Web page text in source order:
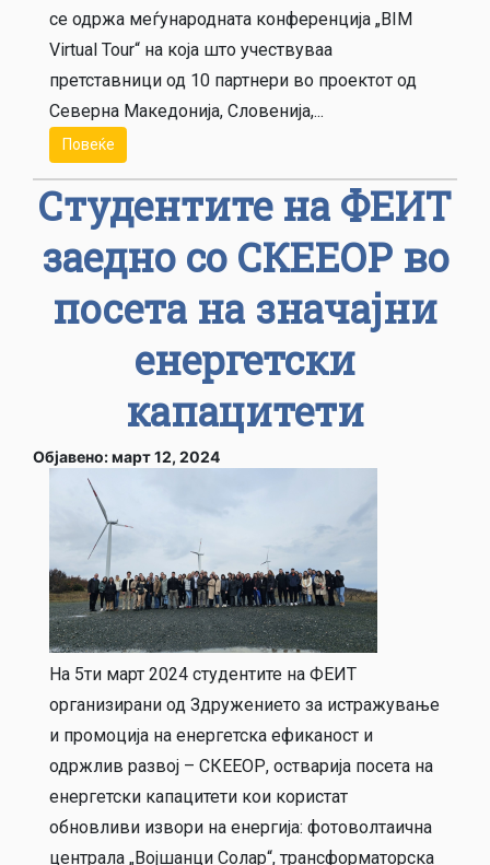
се одржа меѓународната конференција „BIM
Virtual Tour“ на која што учествуваа
претставници од 10 партнери во проектот од
Северна Македонија, Словенија,...
Повеќе
Студентите на ФЕИТ
заедно со СКЕЕОР во
посета на значајни
енергетски
капацитети
Објавено: март 12, 2024
На 5ти март 2024 студентите на ФЕИТ
организирани од Здружението за истражување
и промоција на енергетска ефиканост и
одржлив развој – СКЕЕОР, остварија посета на
енергетски капацитети кои користат
обновливи извори на енергија: фотоволтаична
централа „Војшанци Солар“, трансформаторска